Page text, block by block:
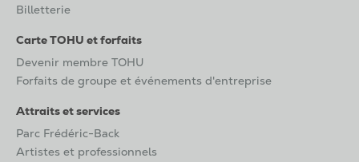
Billetterie
Carte TOHU et forfaits
Devenir membre TOHU
Forfaits de groupe et événements d'entreprise
Attraits et services
Parc Frédéric-Back
Artistes et professionnels